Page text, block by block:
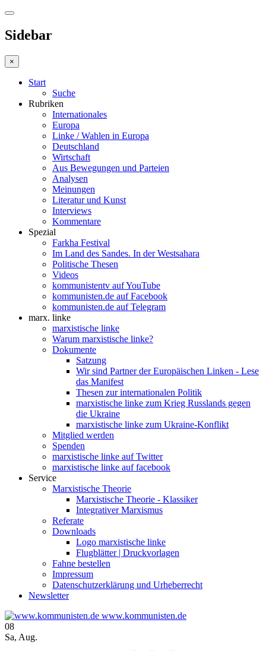
Sidebar
×
Start
Suche
Rubriken
Internationales
Europa
Linke / Wahlen in Europa
Deutschland
Wirtschaft
Aus Bewegungen und Parteien
Analysen
Meinungen
Literatur und Kunst
Interviews
Kommentare
Spezial
Farkha Festival
Im Land des Sandes. In der Westsahara
Politische Thesen
Videos
kommunistentv auf YouTube
kommunisten.de auf Facebook
kommunisten.de auf Telegram
marx. linke
marxistische linke
Warum marxistische linke?
Dokumente
Satzung
Wir sind Partner der Europäischen Linken - Lese
das Manifest
Thesen zur internationalen Politik
marxistische linke zum Krieg Russlands gegen
die Ukraine
marxistische linke zum Ukraine-Konflikt
Mitglied werden
Spenden
marxistische linke auf Twitter
marxistische linke auf facebook
Service
Marxistische Theorie
Marxistische Theorie - Klassiker
Integrativer Marxismus
Referate
Downloads
Logo marxistische linke
Flugblätter | Druckvorlagen
Fahne bestellen
Impressum
Datenschutzerklärung und Urheberrecht
Newsletter
www.kommunisten.de
08
Sa, Aug.